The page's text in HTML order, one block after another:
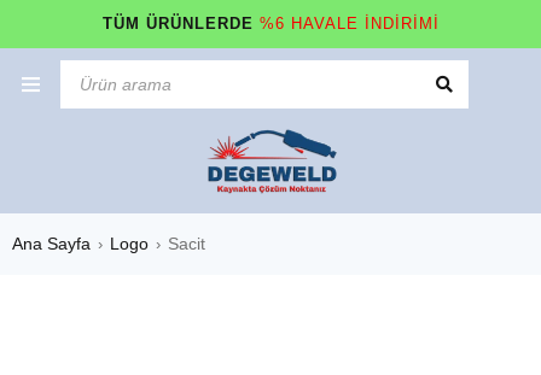
TÜM ÜRÜNLERDE %6 HAVALE İNDİRİMİ
Ana Sayfa › Logo › Sacit